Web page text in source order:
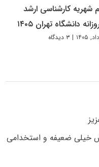
شهریه کارشناسی ارشد
دانشگاه تهران ۱۴۰۵
| ۳ دیدگاه
خیلی ضعیفه و استخدامی